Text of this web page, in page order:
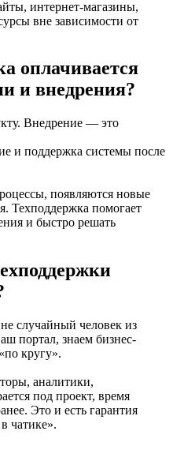
интернет-магазины,
вне зависимости от
оплачивается
и внедрения?
Внедрение — это
и поддержка системы после
появляются новые
Техподдержка помогает
и быстро решать
случайный человек из
портал, знаем бизнес-
кругу».
аналитики,
под проект, время
Это и есть гарантия
чатике».